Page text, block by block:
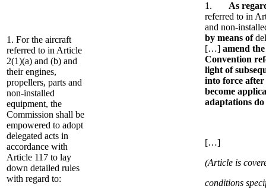
1. For the aircraft
referred to in Article
2(1)(a) and (b) and
their engines,
propellers, parts and
non-installed
equipment, the
Commission shall be
empowered to adopt
delegated acts in
accordance with
Article 117 to lay
down detailed rules
with regard to:
1. As
referred to in
and non-
by means of
[…] amend
Convention
light of
into force
become
adaptations
[…]
(Article is
conditions